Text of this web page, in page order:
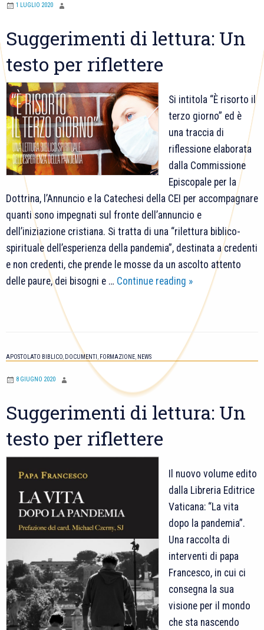
papa
istituisce
ministero
di
1 LUGLIO 2020
Suggerimenti di lettura: Un
testo per riflettere
Si intitola “È risorto il
terzo giorno” ed è
una traccia di
riflessione elaborata
dalla Commissione
Episcopale per la
Dottrina, l’Annuncio e la Catechesi della CEI per accompagnare
quanti sono impegnati sul fronte dell’annuncio e
dell’iniziazione cristiana. Si tratta di una “rilettura biblico-
spirituale dell’esperienza della pandemia”, destinata a credenti
e non credenti, che prende le mosse da un ascolto attento
delle paure, dei bisogni e … Continue reading Suggerimenti
lettura:
Un
testo
per
»
APOSTOLATO BIBLICO, DOCUMENTI, FORMAZIONE, NEWS
8 GIUGNO 2020
Suggerimenti di lettura: Un
testo per riflettere
Il nuovo volume edito
dalla Libreria Editrice
Vaticana: “La vita
dopo la pandemia”.
Una raccolta di
interventi di papa
Francesco, in cui ci
consegna la sua
visione per il mondo
che sta nascendo